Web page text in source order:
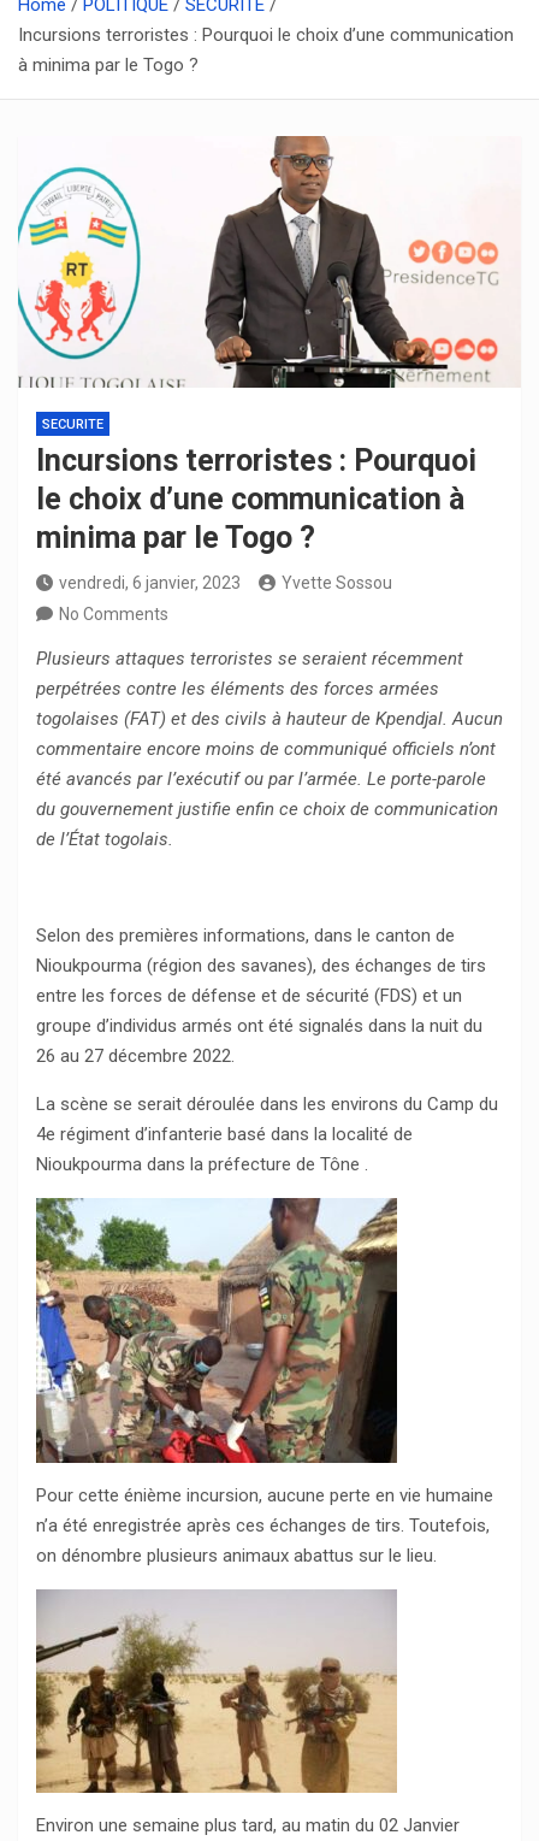
Home POLITIQUE
SECURITE
Incursions terroristes : Pourquoi le choix d’une communication
à minima par le Togo ?
SECURITE
Incursions terroristes : Pourquoi
le choix d’une communication à
minima par le Togo ?
vendredi, 6 janvier, 2023
Yvette Sossou
No Comments
Plusieurs attaques terroristes se seraient récemment
perpétrées contre les éléments des forces armées
togolaises (FAT) et des civils à hauteur de Kpendjal. Aucun
commentaire encore moins de communiqué officiels n’ont
été avancés par l’exécutif ou par l’armée. Le porte-parole
du gouvernement justifie enfin ce choix de communication
de l’État togolais.
Selon des premières informations, dans le canton de
Nioukpourma (région des savanes), des échanges de tirs
entre les forces de défense et de sécurité (FDS) et un
groupe d’individus armés ont été signalés dans la nuit du
26 au 27 décembre 2022.
La scène se serait déroulée dans les environs du Camp du
4e régiment d’infanterie basé dans la localité de
Nioukpourma dans la préfecture de Tône .
Pour cette énième incursion, aucune perte en vie humaine
n’a été enregistrée après ces échanges de tirs. Toutefois,
on dénombre plusieurs animaux abattus sur le lieu.
Environ une semaine plus tard, au matin du 02 Janvier